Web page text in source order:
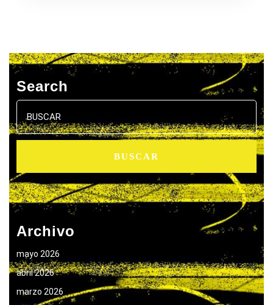
Search
Buscar:
Archivo
mayo 2026
abril 2026
marzo 2026